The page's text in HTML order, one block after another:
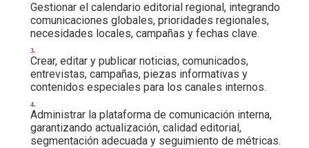
Gestionar el calendario editorial regional, integrando
comunicaciones globales, prioridades regionales,
necesidades locales, campañas y fechas clave.
Crear, editar y publicar noticias, comunicados,
entrevistas, campañas, piezas informativas y
contenidos especiales para los canales internos.
Administrar la plataforma de comunicación interna,
garantizando actualización, calidad editorial,
segmentación adecuada y seguimiento de métricas.